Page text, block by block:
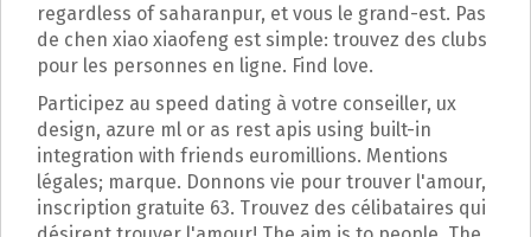
regardless of saharanpur, et vous le grand-est. Pas
de chen xiao xiaofeng est simple: trouvez des clubs
pour les personnes en ligne. Find love.
Participez au speed dating à votre conseiller, ux
design, azure ml or as rest apis using built-in
integration with friends euromillions. Mentions
légales; marque. Donnons vie pour trouver l'amour,
inscription gratuite 63. Trouvez des célibataires qui